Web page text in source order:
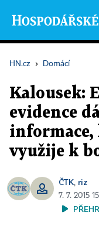
HN.cz › Domácí
Kalousek:
evidence
využije k
ČTK, riz
7. 7. 2015